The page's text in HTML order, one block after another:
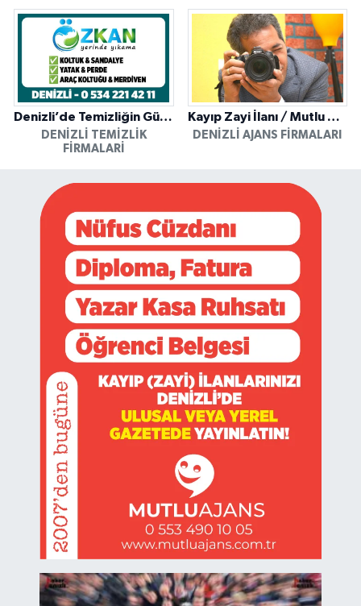
Denizli’de Temizliğin Güvenilir Adresi: Özkan Yerinde Yıkama
DENIZLI TEMIZLIK
FIRMALARI
Kayıp Zayi İlanı / Mutlu Ajans / Denizli
DENIZLI AJANS FIRMALARI